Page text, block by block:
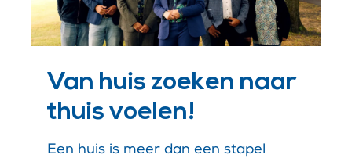
Van huis zoeken naar
thuis voelen!
Een huis is meer dan een stapel